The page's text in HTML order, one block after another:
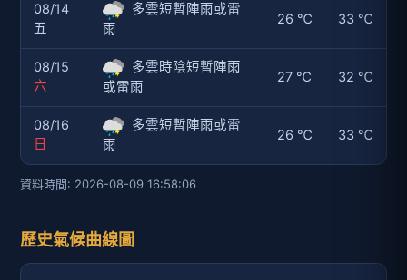
08/14
五
多雲短暫陣雨或雷
雨
26 ℃ 33 ℃
08/15
六
多雲時陰短暫陣雨
或雷雨
27 ℃ 32 ℃
08/16
日
多雲短暫陣雨或雷
雨
26 ℃ 33 ℃
資料時間: 2026-08-09 16:58:06
歷史氣候曲線圖